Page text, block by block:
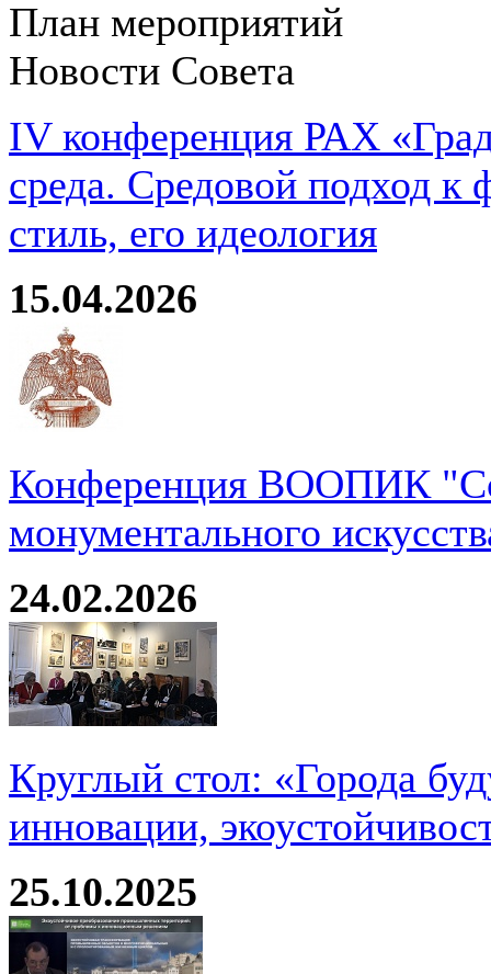
План мероприятий
Новости Совета
IV конференция РАХ
среда. Средовой подход
стиль, его идеология
15.04.2026
Конференция ВООПИК
монументального
24.02.2026
Круглый стол: «Города
инновации,
25.10.2025